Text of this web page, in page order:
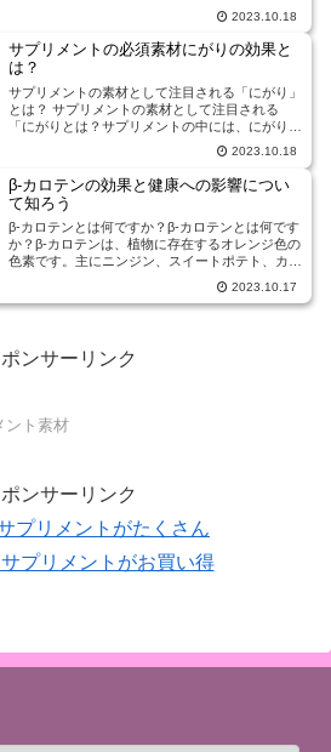
めにマグネシウムを必要としています。特に心臓
の健康には欠かせない...
2023.10.18
サプリメントの必須素材にがりの効果と
は？
サプリメントの素材として注目される「にがり」
とは？ サプリメントの素材として注目される
「にがりとは？サプリメントの中には、にがりと
いう成分が含まれているものがあります。にがり
は、主に海藻や岩塩から抽出されるミネラルの一
種です。にがりは、豊富...
2023.10.18
β-カロテンの効果と健康への影響につい
て知ろう
β-カロテンとは何ですか？β-カロテンとは何です
か？β-カロテンは、植物に存在するオレンジ色の
色素です。主にニンジン、スイートポテト、カボ
ンゴやマンゴーなどの果物にも見られます。β-カ
ロテンは、ビ...
2023.10.17
ンサーリンク
ント素材
ンサーリンク
プリメントがたくさん
プリメントがお買い得